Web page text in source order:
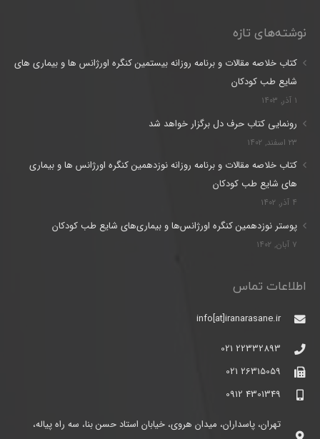
نوشته‌های تازه
کتاب خلاصه مقالات و برنامه روزانه بیستمین کنگره اورژانس ها و بیماری های
شایع طب کودکان
۱ آذر, ۱۴۰۳
رونمایی کتاب حرف دل برگزار خواهد شد
۲۳ اسفند, ۱۴۰۲
کتاب خلاصه مقالات و برنامه روزانه نوزدهمین کنگره اورژانس ها و بیماری
های شایع طب کودکان
۴ آذر, ۱۴۰۲
پوستر نوزدهمین کنگره اورژانس‌ها و بیماری‌های شایع طب کودکان
۷ آبان, ۱۴۰۲
اطلاعات تماس
info[at]iranarasane.ir
22332893 021
26315059 021
4301349 0912
تهران، پاسداران، میدان هروی، خیابان استاد حسن بنا، سه راه پیاله،